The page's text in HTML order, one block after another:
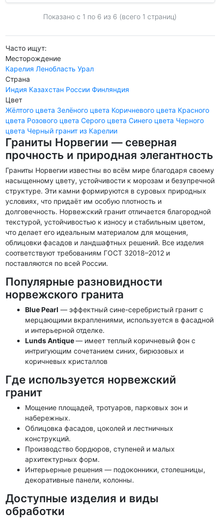
Показано с 1 по 6 из 6 (всего 1 страниц)
Часто ищут:
Месторождение
Карелия Ленобласть Урал
Страна
Индия Казахстан России Финляндия
Цвет
Жёлтого цвета Зелёного цвета Коричневого цвета Красного
цвета Розового цвета Серого цвета Синего цвета Черного
цвета Черный гранит из Карелии
Граниты Норвегии — северная
прочность и природная элегантность
Граниты Норвегии известны во всём мире благодаря своему
насыщенному цвету, устойчивости к морозам и безупречной
структуре. Эти камни формируются в суровых природных
условиях, что придаёт им особую плотность и
долговечность. Норвежский гранит отличается благородной
текстурой, устойчивостью к износу и стабильным цветом,
что делает его идеальным материалом для мощения,
облицовки фасадов и ландшафтных решений. Все изделия
соответствуют требованиям ГОСТ 32018–2012 и
поставляются по всей России.
Популярные разновидности
норвежского гранита
Blue Pearl — эффектный сине-серебристый гранит с
мерцающими вкраплениями, используется в фасадной
и интерьерной отделке.
Lunds Antique— имеет теплый коричневый фон с
интригующим сочетанием синих, бирюзовых и
коричневых кристаллов
Где используется норвежский
гранит
Мощение площадей, тротуаров, парковых зон и
набережных.
Облицовка фасадов, цоколей и лестничных
конструкций.
Производство бордюров, ступеней и малых
архитектурных форм.
Интерьерные решения — подоконники, столешницы,
декоративные панели, колонны.
Доступные изделия и виды
обработки